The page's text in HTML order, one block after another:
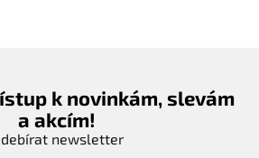
k novinkám, slevám
a akcím!
newsletter